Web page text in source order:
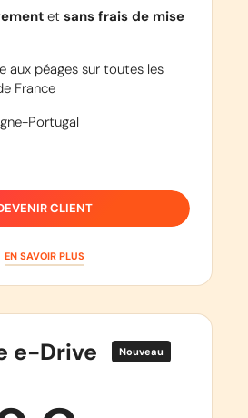
et sans frais de mise
aux péages sur toutes les
France
Portugal
CLIENT
EN SAVOIR PLUS
e-Drive Nouveau